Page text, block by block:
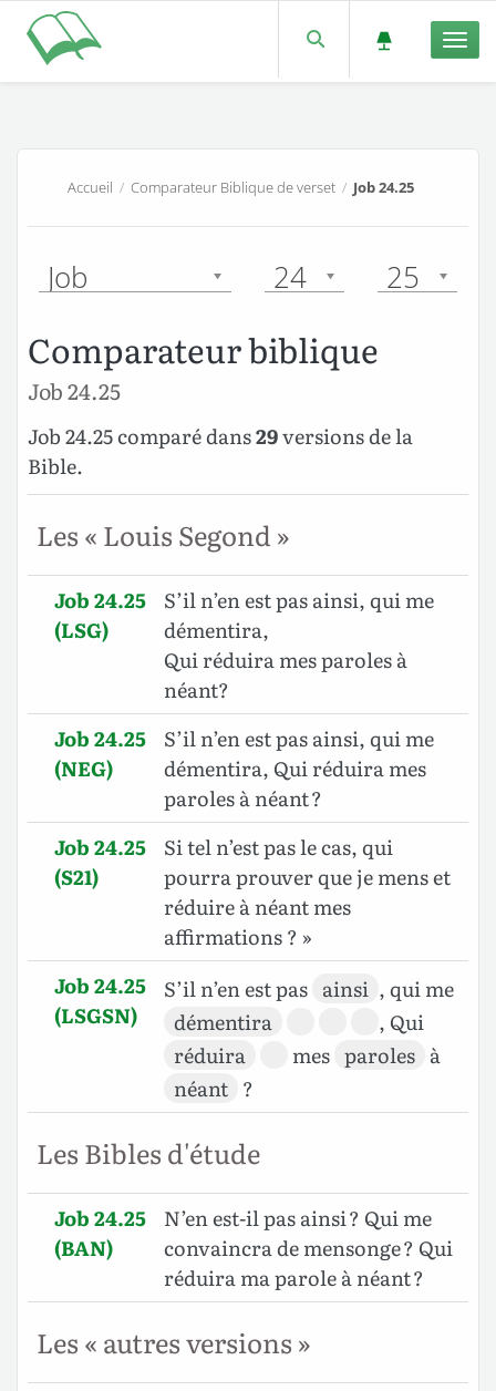
Accueil / Comparateur Biblique de verset/ Job 24.25
Job 24 25
Comparateur biblique
Job 24.25
Job 24.25 comparé dans29versions de la
Bible.
Les « Louis Segond »
Job 24.25
(LSG)
S’il n’en est pas ainsi, qui me
démentira,
Qui réduira mes paroles à
néant?
Job 24.25
(NEG)
S’il n’en est pas ainsi, qui me
démentira, Qui réduira mes
paroles à néant ?
Job 24.25
(S21)
Si tel n’est pas le cas, qui
pourra prouver que je mens et
réduire à néant mes
affirmations ? »
Job 24.25
(LSGSN)
S’il n’en est pas ainsi , qui me
démentira
, Qui
réduira
mes paroles à
néant ?
Les Bibles d'étude
Job 24.25
(BAN)
N’en est-il pas ainsi ? Qui me
convaincra de mensonge ? Qui
réduira ma parole à néant ?
Les « autres versions »